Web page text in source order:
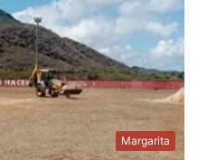
Margarita